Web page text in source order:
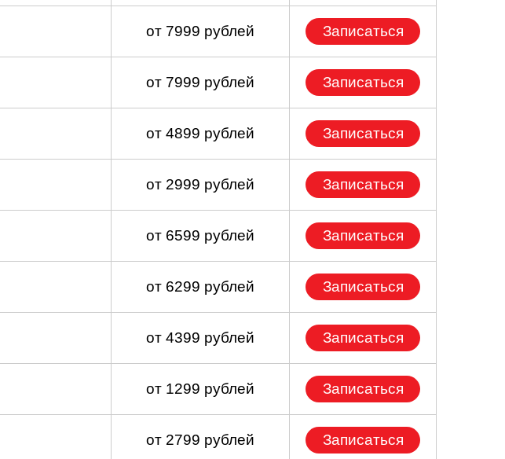
от 7999 рублей Записаться
от 7999 рублей Записаться
от 4899 рублей Записаться
от 2999 рублей Записаться
от 6599 рублей Записаться
от 6299 рублей Записаться
от 4399 рублей Записаться
от 1299 рублей Записаться
от 2799 рублей Записаться